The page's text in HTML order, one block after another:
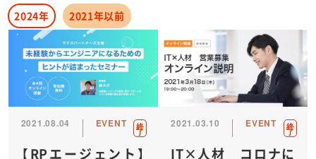
2024年 2021年以前
2021.08.04 EVENT 終
了
【RPエージェント】
2021.03.10 EVENT 終
了
IT×人材 コロナに